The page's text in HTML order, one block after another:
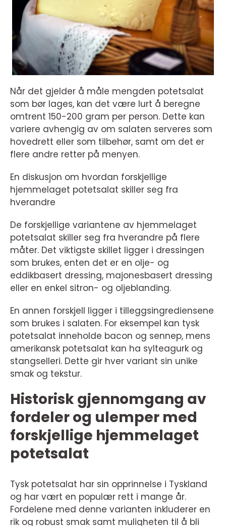
Når det gjelder å måle mengden potetsalat
som bør lages, kan det være lurt å beregne
omtrent 150-200 gram per person. Dette kan
variere avhengig av om salaten serveres som
hovedrett eller som tilbehør, samt om det er
flere andre retter på menyen.
En diskusjon om hvordan forskjellige
hjemmelaget potetsalat skiller seg fra
hverandre
De forskjellige variantene av hjemmelaget
potetsalat skiller seg fra hverandre på flere
måter. Det viktigste skillet ligger i dressingen
som brukes, enten det er en olje- og
eddikbasert dressing, majonesbasert dressing
eller en enkel sitron- og oljeblanding.
En annen forskjell ligger i tilleggsingrediensene
som brukes i salaten. For eksempel kan tysk
potetsalat inneholde bacon og sennep, mens
amerikansk potetsalat kan ha sylteagurk og
stangselleri. Dette gir hver variant sin unike
smak og tekstur.
Historisk gjennomgang av
fordeler og ulemper med
forskjellige hjemmelaget
potetsalat
Tysk potetsalat har sin opprinnelse i Tyskland
og har vært en populær rett i mange år.
Fordelene med denne varianten inkluderer en
rik og robust smak samt muligheten til å bli